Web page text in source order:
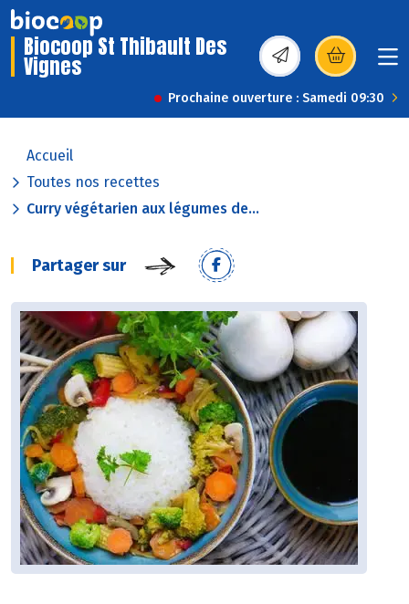
Biocoop St Thibault Des
Vignes (s’ouvre dans une
Prochaine ouverture : Samedi 09:30
Accueil
Toutes nos recettes
Curry végétarien aux légumes de...
Partager sur